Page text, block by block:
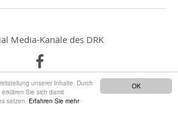
OK
unserer Inhalte. Durch
Sie sich damit
setzen. Erfahren Sie mehr
Media-Kanäle des DRK